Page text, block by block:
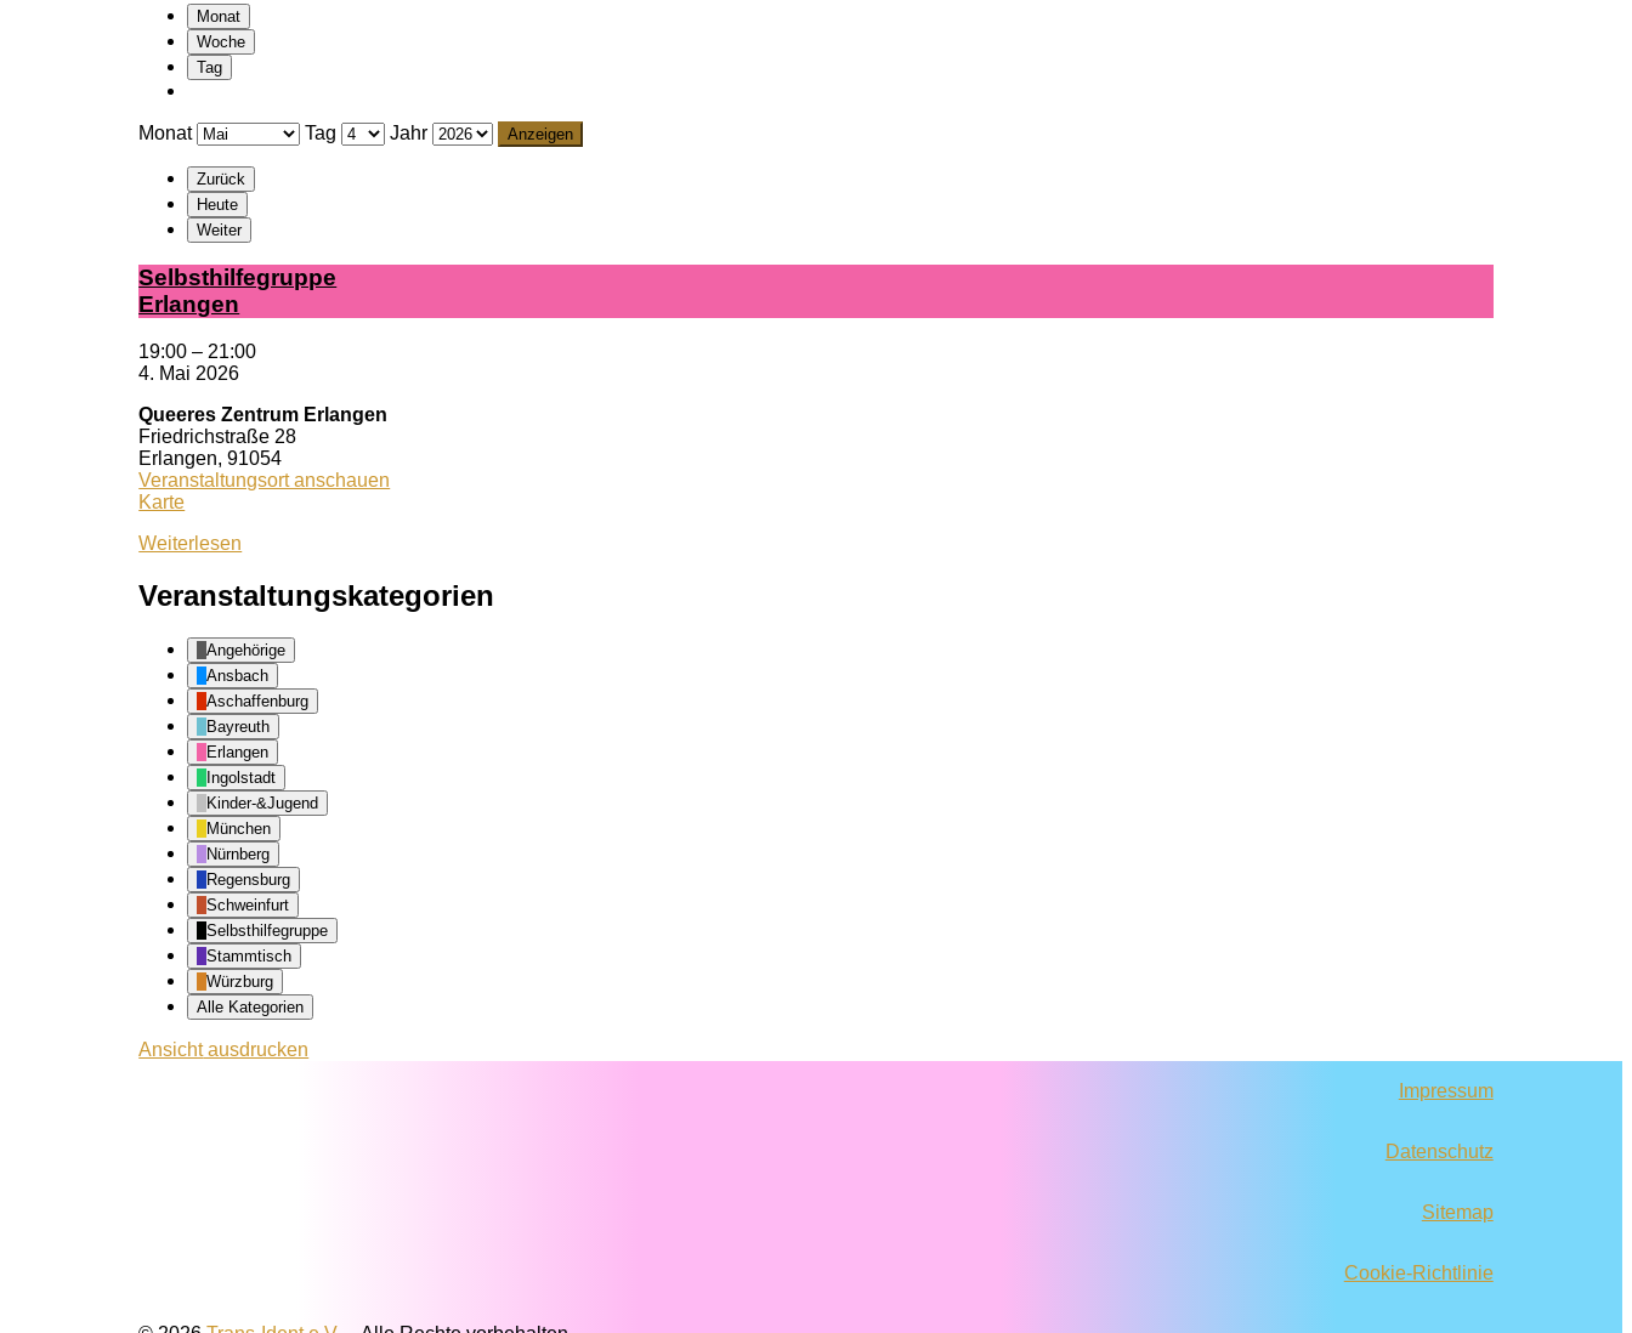
Monat
Woche
Tag
Monat Tag Jahr
Zurück
Heute
Weiter
Selbst­hil­fe­grup­pe
Er­lan­gen
19:00 – 21:00
4. Mai 2026
Queeres Zentrum Erlangen
Friedrichstraße 28
Erlangen,91054
Veranstaltungsort anschauen
KarteQueeres
Erlangen
Weiterlesen
Veranstaltungskategorien
Angehörige
Ansbach
Aschaffenburg
Bayreuth
Erlangen
Ingolstadt
Kinder-&Jugend
München
Nürnberg
Regensburg
Schweinfurt
Selbsthilfegruppe
Stammtisch
Würzburg
Alle Kategorien
Ansichtausdrucken
Impressum
Datenschutz
Sitemap
Cookie-Richtlinie